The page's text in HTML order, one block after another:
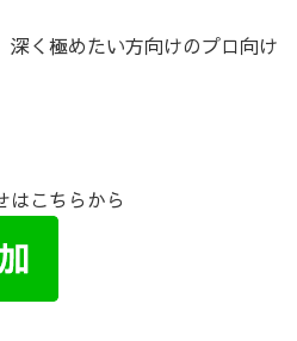
深く極めたい方向けのプロ向け
はこちらから